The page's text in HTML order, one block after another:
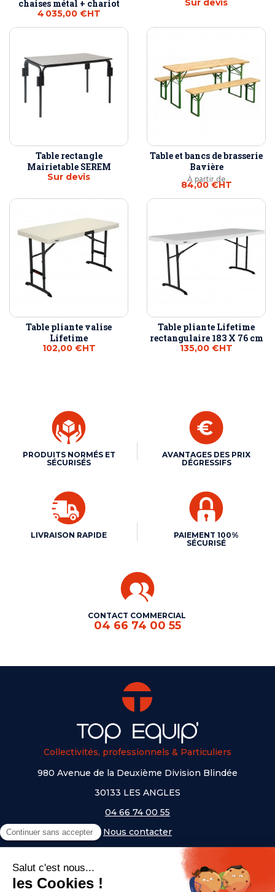
chaises métal + chariot
4 035,00 €HT
Sur devis
Table rectangle
Mairietable SEREM
Sur devis
Table et bancs de brasserie
Bavière
À partir de
84,00 €HT
Table pliante valise
Lifetime
102,00 €HT
Table pliante Lifetime
rectangulaire 183 X 76 cm
135,00 €HT
PRODUITS NORMÉS ET
SÉCURISÉS
AVANTAGES DES PRIX
DÉGRESSIFS
LIVRAISON RAPIDE
PAIEMENT 100%
SÉCURISÉ
CONTACT COMMERCIAL
04 66 74 00 55
Collectivités, professionnels & Particuliers
980 Avenue de la Deuxième Division Blindée
30133 LES ANGLES
04 66 74 00 55
Nous contacter